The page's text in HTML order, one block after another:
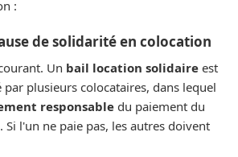
:
de solidarité en colocation
Un bail location solidaire est
plusieurs colocataires, dans lequel
responsable du paiement du
Si l'un ne paie pas, les autres doivent